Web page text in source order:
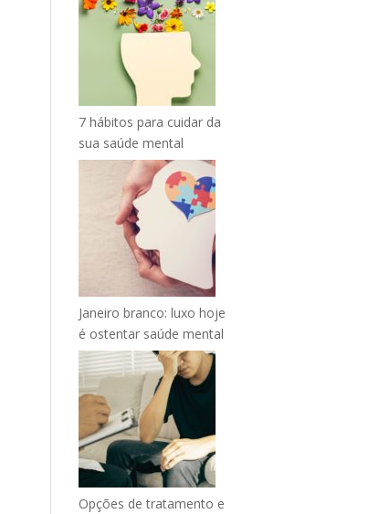
7 hábitos para cuidar da
sua saúde mental
Janeiro branco: luxo hoje
é ostentar saúde mental
Opções de tratamento e